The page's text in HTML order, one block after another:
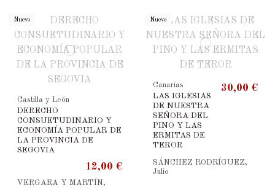
Nuevo
Castilla y León
DERECHO
CONSUETUDINARIO Y
ECONOMÍA POPULAR DE
LA PROVINCIA DE
SEGOVIA
12,00 €
VERGARA Y MARTÍN,
Nuevo
Canarias
LAS IGLESIAS
DE NUESTRA
SEÑORA DEL
PINO Y LAS
ERMITAS DE
TEROR
30,00 €
SÁNCHEZ RODRÍGUEZ,
Julio